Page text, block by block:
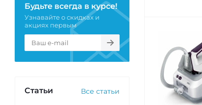
Будьте всегда в курсе!
Узнавайте о скидках и
акциях первым
Статьи Все статьи